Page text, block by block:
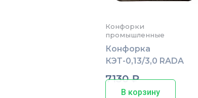
Конфорки
промышленные
Конфорка
КЭТ-0,13/3,0 RADA
7130₽
В корзину